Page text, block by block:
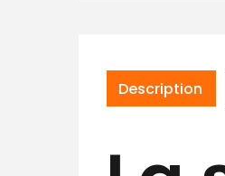
Description